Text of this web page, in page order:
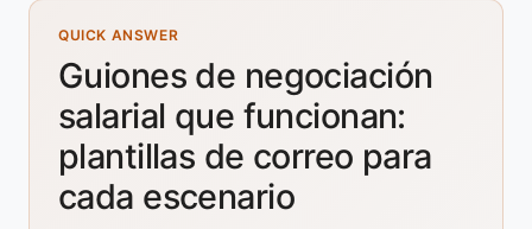
QUICK ANSWER
Guiones de negociación
salarial que funcionan:
plantillas de correo para
cada escenario